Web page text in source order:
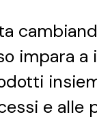
impara a
e alle